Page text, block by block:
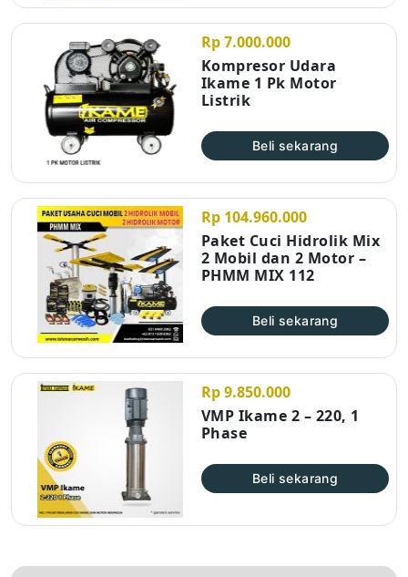
Rp 7.000.000
Kompresor Udara
Ikame 1 Pk Motor
Listrik
Beli sekarang
Rp 104.960.000
Paket Cuci Hidrolik Mix
2 Mobil dan 2 Motor –
PHMM MIX 112
Beli sekarang
Rp 9.850.000
VMP Ikame 2 – 220, 1
Phase
Beli sekarang